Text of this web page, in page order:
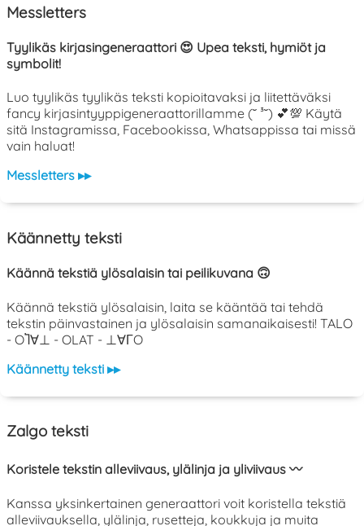
Messletters
Tyylikäs kirjasingeneraattori 😍 Upea teksti, hymiöt ja
symbolit!
Luo tyylikäs tyylikäs teksti kopioitavaksi ja liitettäväksi
fancy kirjasintyyppigeneraattorillamme (˘ ³˘) 💕💯 Käytä
sitä Instagramissa, Facebookissa, Whatsappissa tai missä
vain haluat!
Messletters ▸▸
Käännetty teksti
Käännä tekstiä ylösalaisin tai peilikuvana 🙃
Käännä tekstiä ylösalaisin, laita se kääntää tai tehdä
tekstin päinvastainen ja ylösalaisin samanaikaisesti! TALO
- OႨ∀⊥ - OLAT - ⊥∀ΓO
Käännetty teksti ▸▸
Zalgo teksti
Koristele tekstin alleviivaus, ylälinja ja yliviivaus 〰️
Kanssa yksinkertainen generaattori voit koristella tekstiä
alleviivauksella, ylälinja, rusetteja, koukkuja ja muita